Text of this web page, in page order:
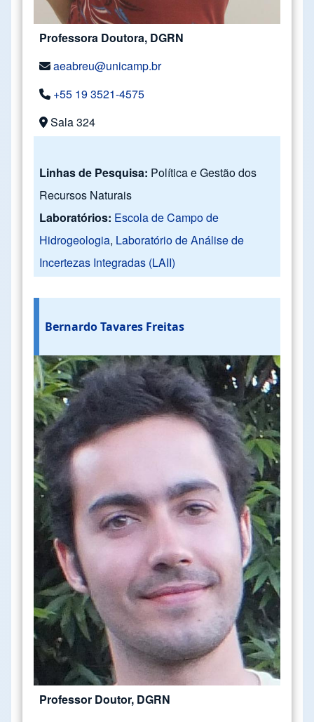
Professora Doutora, DGRN
aeabreu@unicamp.br
+55 19 3521-4575
Sala 324
Linhas de Pesquisa: Política e Gestão dos
Recursos Naturais
Laboratórios: Escola de Campo de
Hidrogeologia, Laboratório de Análise de
Incertezas Integradas (LAII)
Bernardo Tavares Freitas
Professor Doutor, DGRN